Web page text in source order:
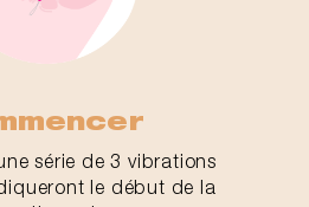
série de 3 vibrations
le début de la